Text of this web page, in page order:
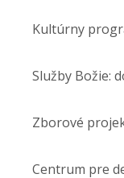
Kultúrny
Služby Božie:
Zborové
Centrum pre